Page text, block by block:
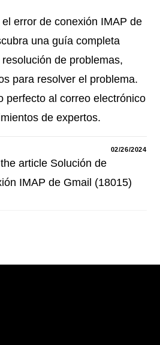
error de conexión IMAP de
una guía completa
de problemas,
para resolver el problema.
perfecto al correo electrónico
de expertos.
02/26/2024